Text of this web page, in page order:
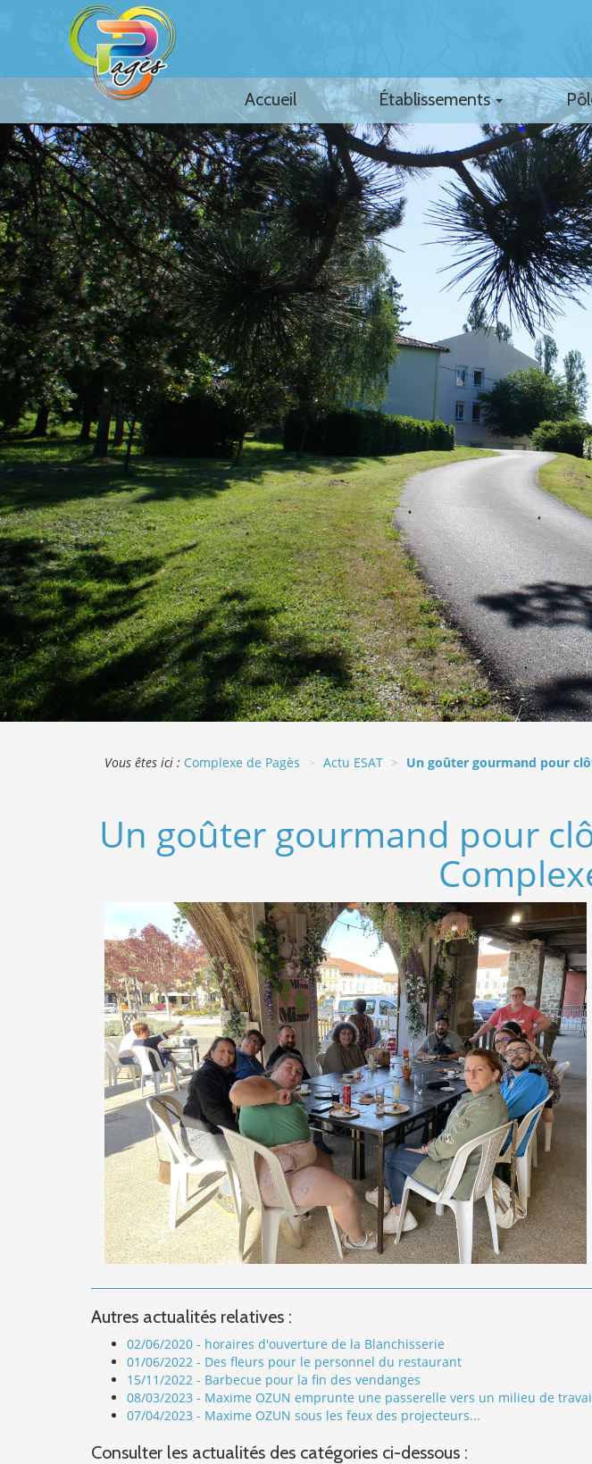
Accueil Établissements
Vous êtes ici : Complexe de Pagès Actu ESAT Un goûter gourmand pour
Un goûter gourmand pour
Autres actualités relatives :
02/06/2020 - horaires d'ouverture de la Blanchisserie
01/06/2022 - Des fleurs pour le personnel du restaurant
15/11/2022 - Barbecue pour la fin des vendanges
08/03/2023 - Maxime OZUN emprunte une passerelle vers un milieu de
07/04/2023 - Maxime OZUN sous les feux des projecteurs...
Consulter les actualités des catégories ci-dessous :